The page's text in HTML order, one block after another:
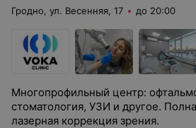
Гродно, ул. Весенняя, 17 до 20:00
Многопрофильный центр:
стоматология, УЗИ и другое.
лазерная коррекция зрения.